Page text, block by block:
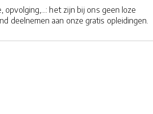
opvolging,...: het zijn bij ons geen loze
deelnemen aan onze gratis opleidingen.